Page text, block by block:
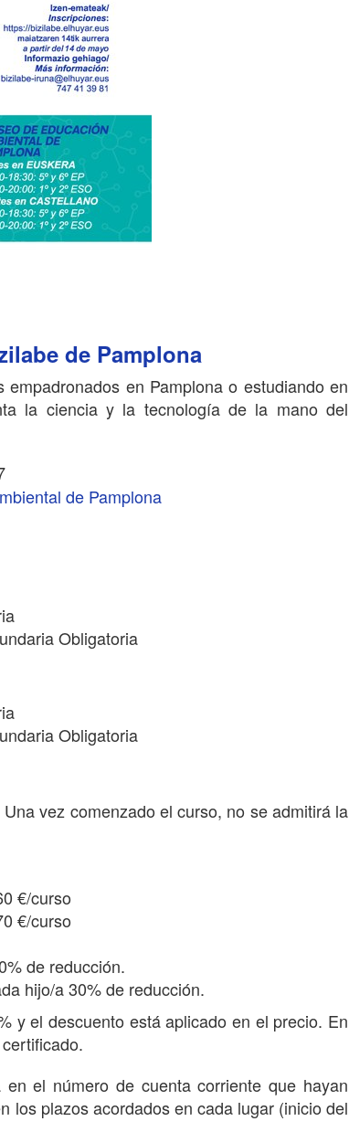
de Pamplona
en Pamplona o estudiando en
la ciencia y la tecnología de la mano del
de Pamplona
Obligatoria
Obligatoria
vez comenzado el curso, no se admitirá la
€/curso
€/curso
de reducción.
hijo/a 30% de reducción.
y el descuento está aplicado en el precio. En
el número de cuenta corriente que hayan
los plazos acordados en cada lugar (inicio del